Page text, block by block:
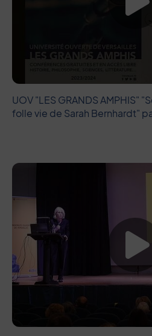
UOV "LES GRANDS AMPHIS"
folle vie de Sarah Bernhardt"